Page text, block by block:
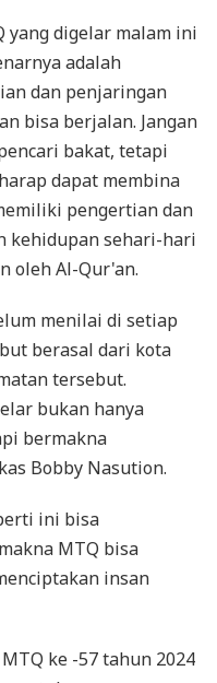
yang digelar malam ini
adalah
dan penjaringan
bisa berjalan. Jangan
bakat, tetapi
dapat membina
pengertian dan
kehidupan sehari-hari
oleh Al-Qur'an.
menilai di setiap
berasal dari kota
tersebut.
bukan hanya
bermakna
Bobby Nasution.
ini bisa
MTQ bisa
insan
ke -57 tahun 2024